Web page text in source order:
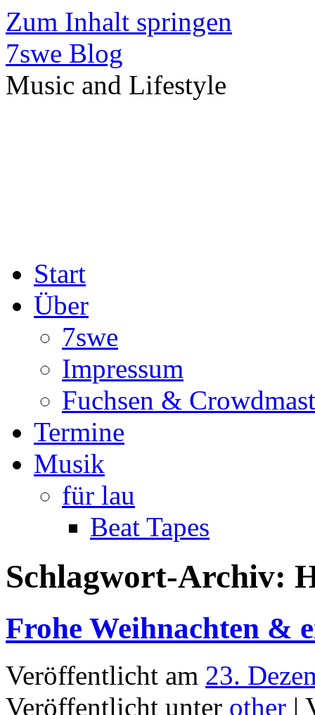
Zum Inhalt springen
7swe Blog
Music and Lifestyle
7swe
Impressum
Fuchsen &
Termine
Musik
für lau
Beat Tapes
Schlagwort-Archiv:
Frohe Weihnachten &
Veröffentlicht am
Veröffentlicht unter other |
Dezember,Christmas ,DJ,
| Schreibe einen